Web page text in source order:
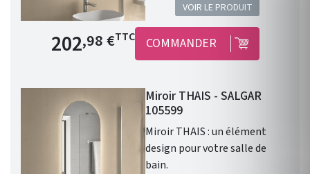
VOIR LE PRODUIT
Prix de base
202,98 €TTC COMMANDER
Miroir THAIS - SALGAR
105599
Miroir THAIS : un élément
design pour votre salle de
bain.